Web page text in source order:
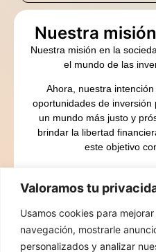
Valoramos tu
Usamos cookies para
navegación, mostrarle
personalizados y analizar
Nuestra
Nuestra misión en la
el mundo de las
Ahora, nuestra
oportunidades de
un mundo más justo y
brindar la libertad
este objetivo
Contacto
Calle Ferraz 2, 2º izda